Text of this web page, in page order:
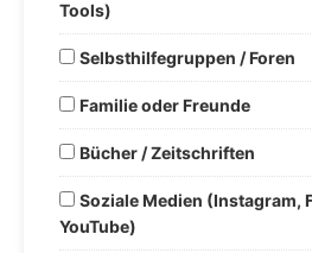
Tools)
Selbsthilfegruppen / Foren
Familie oder Freunde
Bücher / Zeitschriften
Soziale Medien (Instagram,
YouTube)